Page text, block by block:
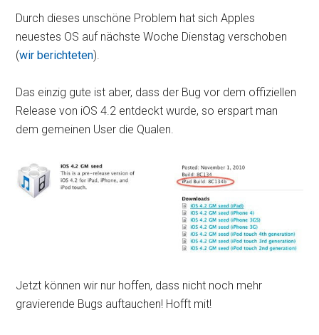
Durch dieses unschöne Problem hat sich Apples
neuestes OS auf nächste Woche Dienstag verschoben
(wir berichteten).
Das einzig gute ist aber, dass der Bug vor dem offiziellen
Release von iOS 4.2 entdeckt wurde, so erspart man
dem gemeinen User die Qualen.
Jetzt können wir nur hoffen, dass nicht noch mehr
gravierende Bugs auftauchen! Hofft mit!